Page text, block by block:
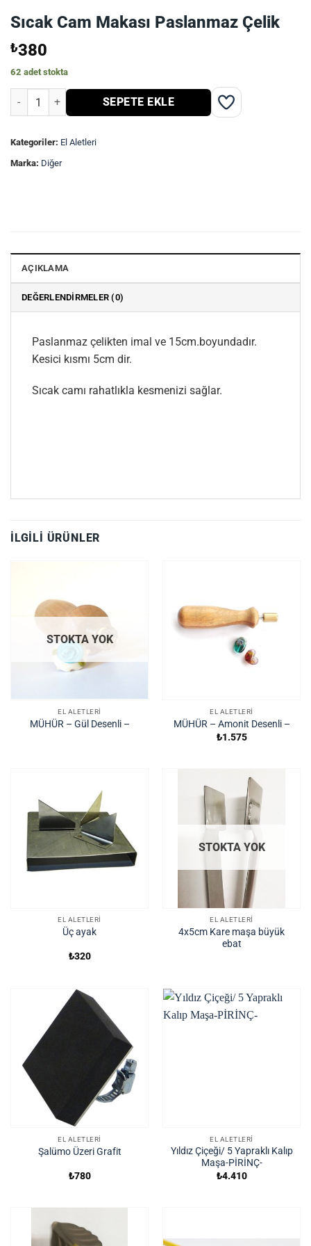
Sıcak Cam Makası Paslanmaz Çelik
₺380
62 adet stokta
Sıcak Cam Makası Paslanmaz Çelik adet
SEPETE EKLE
Kategoriler: El Aletleri
Marka: Diğer
AÇIKLAMA
DEĞERLENDIRMELER (0)
Paslanmaz çelikten imal ve 15cm.boyundadır.
Kesici kısmı 5cm dir.
Sıcak camı rahatlıkla kesmenizi sağlar.
İLGILI ÜRÜNLER
STOKTA YOK
EL ALETLERI
MÜHÜR – Gül Desenli –
EL ALETLERI
MÜHÜR – Amonit Desenli –
₺1.575
EL ALETLERI
Üç ayak
₺320
STOKTA YOK
EL ALETLERI
4x5cm Kare maşa büyük
ebat
EL ALETLERI
Şalümo Üzeri Grafit
₺780
EL ALETLERI
Yıldız Çiçeği/ 5 Yapraklı Kalıp
Maşa-PİRİNÇ-
₺4.410